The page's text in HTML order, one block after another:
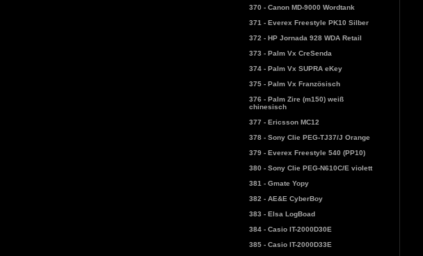
370 - Canon MD-9000 Wordtank
371 - Everex Freestyle PK10 Silber
372 - HP Jornada 928 WDA Retail
373 - Palm Vx CreSenda
374 - Palm Vx SUPRA eKey
375 - Palm Vx Französisch
376 - Palm Zire (m150) weiß
chinesisch
377 - Ericsson MC12
378 - Sony Clie PEG-TJ37/J Orange
379 - Everex Freestyle 540 (PP10)
380 - Sony Clie PEG-N610C/E violett
381 - Gmate Yopy
382 - AE&E CyberBoy
383 - Elsa LogBoad
384 - Casio IT-2000D30E
385 - Casio IT-2000D33E